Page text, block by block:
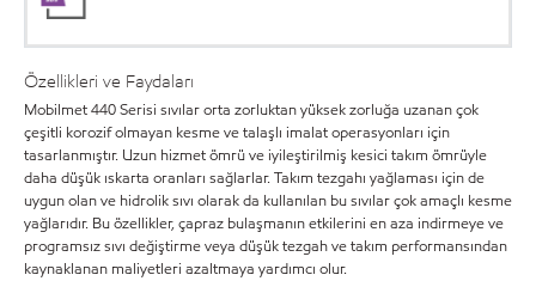
Özellikleri ve Faydaları
Mobilmet 440 Serisi sıvılar orta zorluktan yüksek zorluğa uzanan çok
çeşitli korozif olmayan kesme ve talaşlı imalat operasyonları için
tasarlanmıştır. Uzun hizmet ömrü ve iyileştirilmiş kesici takım ömrüyle
daha düşük ıskarta oranları sağlarlar. Takım tezgahı yağlaması için de
uygun olan ve hidrolik sıvı olarak da kullanılan bu sıvılar çok amaçlı kesme
yağlarıdır. Bu özellikler, çapraz bulaşmanın etkilerini en aza indirmeye ve
programsız sıvı değiştirme veya düşük tezgah ve takım performansından
kaynaklanan maliyetleri azaltmaya yardımcı olur.